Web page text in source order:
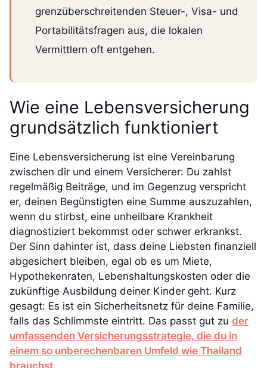
grenzüberschreitenden Steuer-, Visa- und
Portabilitätsfragen aus, die lokalen
Vermittlern oft entgehen.
Wie eine Lebensversicherung
grundsätzlich funktioniert
Eine Lebensversicherung ist eine Vereinbarung
zwischen dir und einem Versicherer: Du zahlst
regelmäßig Beiträge, und im Gegenzug verspricht
er, deinen Begünstigten eine Summe auszuzahlen,
wenn du stirbst, eine unheilbare Krankheit
diagnostiziert bekommst oder schwer erkrankst.
Der Sinn dahinter ist, dass deine Liebsten finanziell
abgesichert bleiben, egal ob es um Miete,
Hypothekenraten, Lebenshaltungskosten oder die
zukünftige Ausbildung deiner Kinder geht. Kurz
gesagt: Es ist ein Sicherheitsnetz für deine Familie,
falls das Schlimmste eintritt. Das passt gut zu der
umfassenden Versicherungsstrategie, die du in
einem so unberechenbaren Umfeld wie Thailand
brauchst.